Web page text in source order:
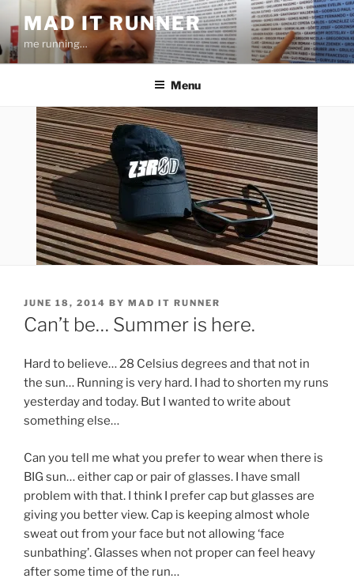
to
content
MAD IT RUNNER
me running…
Menu
POSTED
ON
JUNE 18, 2014 BY MAD IT RUNNER
Can’t be… Summer is here.
Hard to believe… 28 Celsius degrees and that not in
the sun… Running is very hard. I had to shorten my runs
yesterday and today. But I wanted to write about
something else…
Can you tell me what you prefer to wear when there is
BIG sun… either cap or pair of glasses. I have small
problem with that. I think I prefer cap but glasses are
giving you better view. Cap is keeping almost whole
sweat out from your face but not allowing ‘face
sunbathing’. Glasses when not proper can feel heavy
after some time of the run…